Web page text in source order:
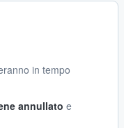
in tempo
annullato e